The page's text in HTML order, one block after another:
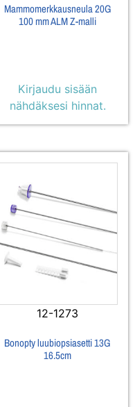
Mammomerkkausneula 20G
100 mm ALM Z-malli
Kirjaudu sisään
nähdäksesi hinnat.
12-1273
Bonopty luubiopsiasetti 13G
16.5cm